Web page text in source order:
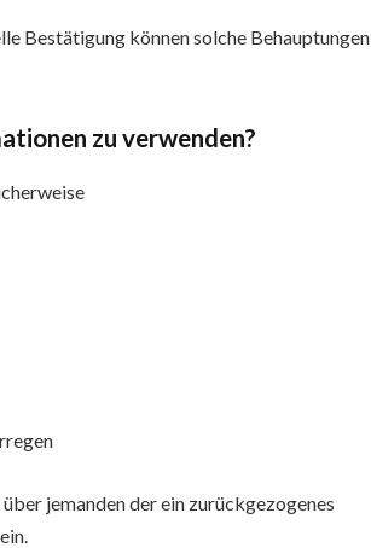
Bestätigung können solche Behauptungen
zu verwenden?
jemanden der ein zurückgezogenes